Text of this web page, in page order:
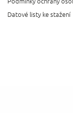
Datové listy ke stažení